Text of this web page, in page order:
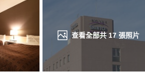
查看全部共17張照片